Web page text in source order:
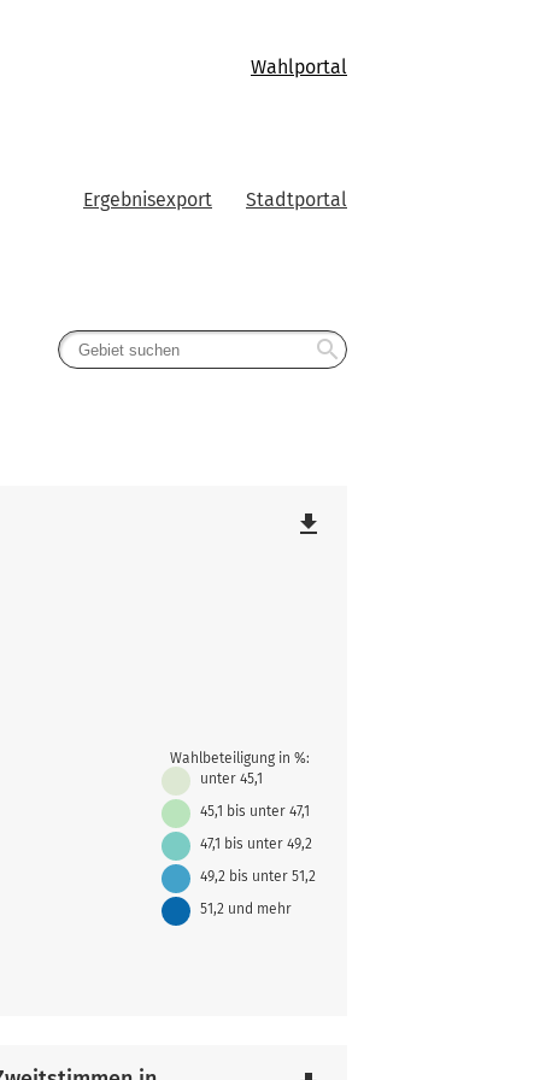
Wahlportal
Ergebnisexport Stadtportal
search
Wahlbeteiligung in %:
unter 45,1
45,1 bis unter 47,1
47,1 bis unter 49,2
49,2 bis unter 51,2
51,2 und mehr
file_download